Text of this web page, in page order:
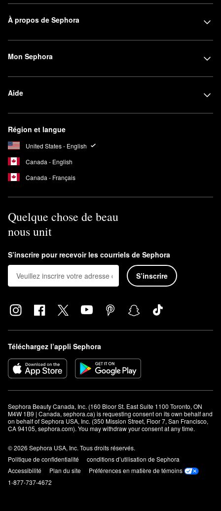
À propos de Sephora
Mon Sephora
Aide
Région et langue
United States - English
Canada - English
Canada - Français
Quelque chose de beau
nous unit
S’inscrire pour recevoir les courriels de Sephora
S’inscrire
Téléchargez l’appli Sephora
Sephora Beauty Canada, Inc. (160 Bloor St. East Suite 1100 Toronto, ON
M4W 1B9 | Canada, sephora.ca) is requesting consent on its own behalf and
on behalf of Sephora USA, Inc. (350 Mission Street, Floor 7, San Francisco,
CA 94105, sephora.com). You may withdraw your consent at any time.
© 2026 Sephora USA, Inc. Tous droits réservés.
Politique de confidentialité
conditions d’utilisation de Sephora
Accessibilité
Plan du site
Préférences en matière de témoins
1-877-737-4672